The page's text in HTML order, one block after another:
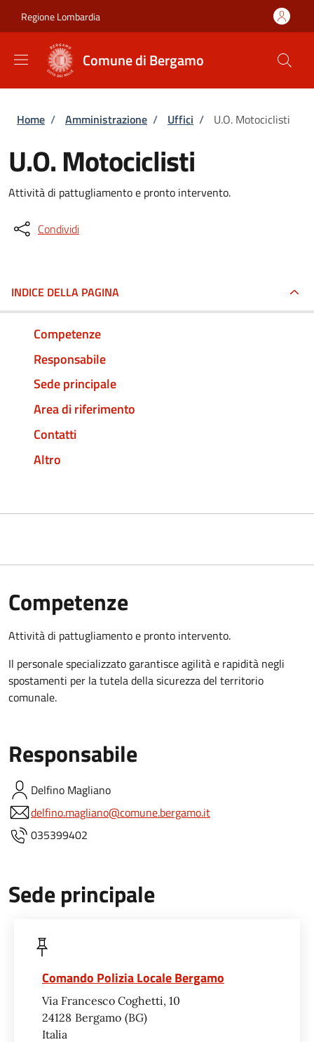
Regione Lombardia
Comune di Bergamo
Briciole di pane
Home / Amministrazione / Uffici / U.O. Motociclisti
U.O. Motociclisti
Attività di pattugliamento e pronto intervento.
Condividi
INDICE DELLA PAGINA
Competenze
Responsabile
Sede principale
Area di riferimento
Contatti
Altro
Competenze
Attività di pattugliamento e pronto intervento.
Il personale specializzato garantisce agilità e rapidità negli
spostamenti per la tutela della sicurezza del territorio
comunale.
Responsabile
Delfino Magliano
delfino.magliano@comune.bergamo.it
035399402
Sede principale
Comando Polizia Locale Bergamo
Via Francesco Coghetti, 10
24128 Bergamo BG
Italia